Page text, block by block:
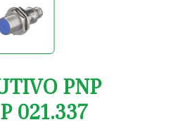
PNP
021.337